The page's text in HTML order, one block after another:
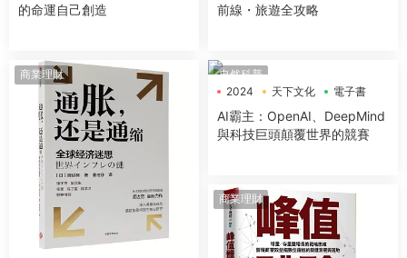
的命運自己創造
前線・旅遊全攻略
商業理財
自然科普
2024
天下文化 電子書
AI霸主：OpenAI、DeepMind
與科技巨頭顛覆世界的競賽
商業理財